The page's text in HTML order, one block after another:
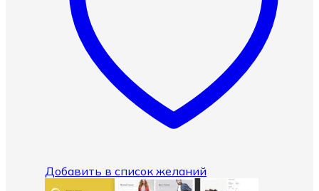
Добавить в список желаний